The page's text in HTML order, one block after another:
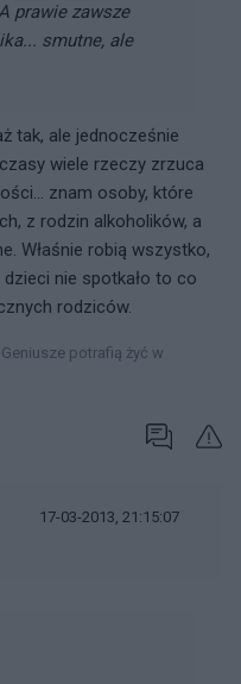
prawie zawsze
smutne, ale
tak, ale jednocześnie
wiele rzeczy zrzuca
znam osoby, które
z rodzin alkoholików, a
Właśnie robią wszystko,
nie spotkało to co
rodziców.
potrafią żyć w
17-03-2013, 21:15:07